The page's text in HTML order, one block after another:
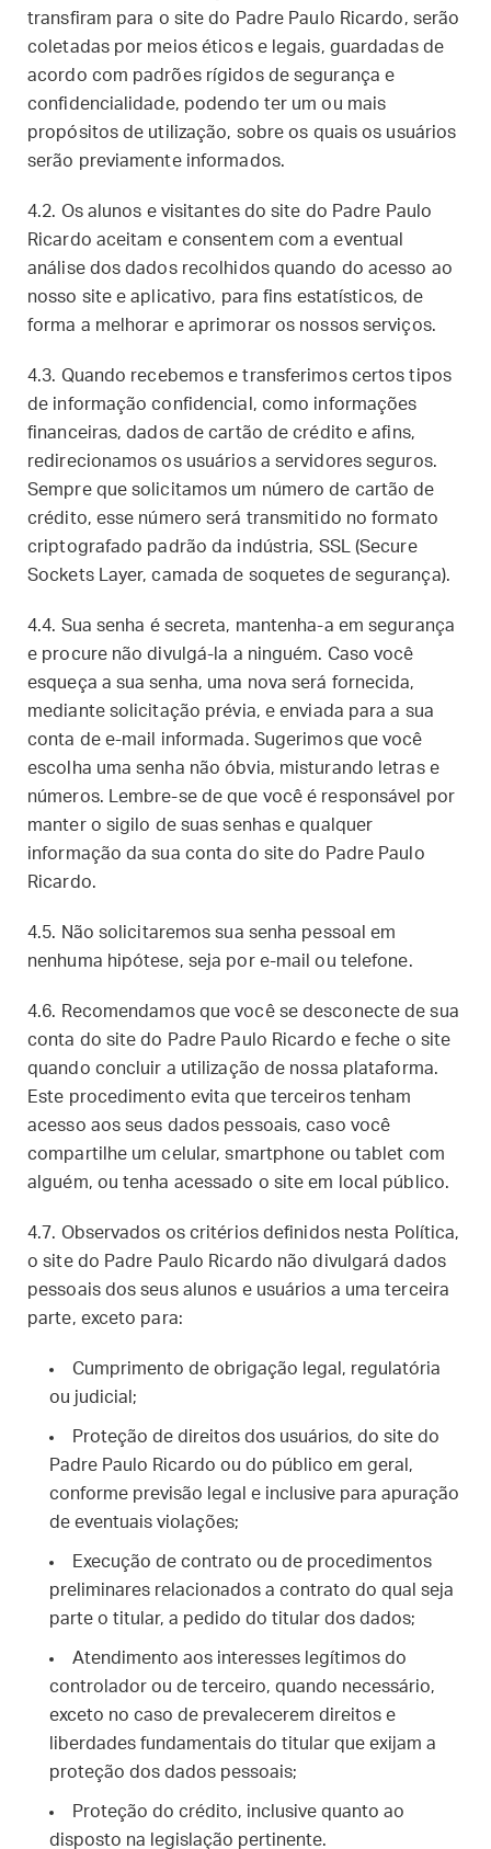
transfiram para o site do Padre Paulo Ricardo, serão
coletadas por meios éticos e legais, guardadas de
acordo com padrões rígidos de segurança e
confidencialidade, podendo ter um ou mais
propósitos de utilização, sobre os quais os usuários
serão previamente informados.
4.2. Os alunos e visitantes do site do Padre Paulo
Ricardo aceitam e consentem com a eventual
análise dos dados recolhidos quando do acesso ao
nosso site e aplicativo, para fins estatísticos, de
forma a melhorar e aprimorar os nossos serviços.
4.3. Quando recebemos e transferimos certos tipos
de informação confidencial, como informações
financeiras, dados de cartão de crédito e afins,
redirecionamos os usuários a servidores seguros.
Sempre que solicitamos um número de cartão de
crédito, esse número será transmitido no formato
criptografado padrão da indústria, SSL (Secure
Sockets Layer, camada de soquetes de segurança).
4.4. Sua senha é secreta, mantenha-a em segurança
e procure não divulgá-la a ninguém. Caso você
esqueça a sua senha, uma nova será fornecida,
mediante solicitação prévia, e enviada para a sua
conta de e-mail informada. Sugerimos que você
escolha uma senha não óbvia, misturando letras e
números. Lembre-se de que você é responsável por
manter o sigilo de suas senhas e qualquer
informação da sua conta do site do Padre Paulo
Ricardo.
4.5. Não solicitaremos sua senha pessoal em
nenhuma hipótese, seja por e-mail ou telefone.
4.6. Recomendamos que você se desconecte de sua
conta do site do Padre Paulo Ricardo e feche o site
quando concluir a utilização de nossa plataforma.
Este procedimento evita que terceiros tenham
acesso aos seus dados pessoais, caso você
compartilhe um celular, smartphone ou tablet com
alguém, ou tenha acessado o site em local público.
4.7. Observados os critérios definidos nesta Política,
o site do Padre Paulo Ricardo não divulgará dados
pessoais dos seus alunos e usuários a uma terceira
parte, exceto para:
Cumprimento de obrigação legal, regulatória
ou judicial;
Proteção de direitos dos usuários, do site do
Padre Paulo Ricardo ou do público em geral,
conforme previsão legal e inclusive para apuração
de eventuais violações;
Execução de contrato ou de procedimentos
preliminares relacionados a contrato do qual seja
parte o titular, a pedido do titular dos dados;
Atendimento aos interesses legítimos do
controlador ou de terceiro, quando necessário,
exceto no caso de prevalecerem direitos e
liberdades fundamentais do titular que exijam a
proteção dos dados pessoais;
Proteção do crédito, inclusive quanto ao
disposto na legislação pertinente.